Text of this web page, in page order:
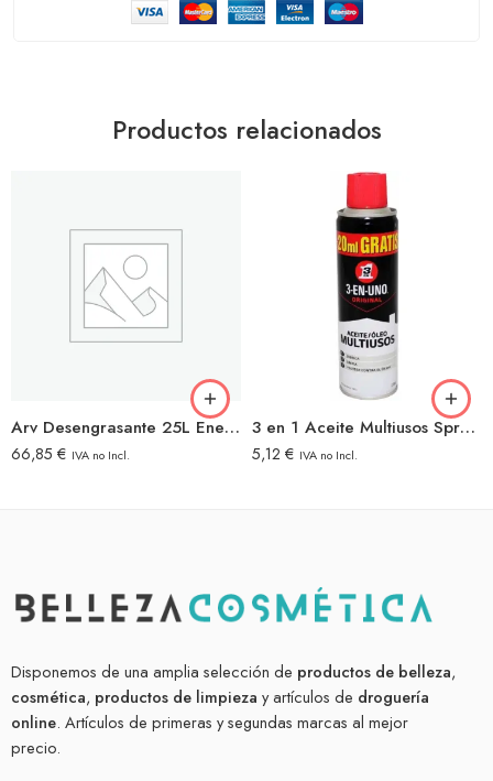
Productos relacionados
Arv Desengrasante 25L Energico ultra Plus
66,85 € IVA no Incl.
3 en 1 Aceite Multiusos Spray 200+50ml
5,12 € IVA no Incl.
Disponemos de una amplia selección de productos de belleza,
cosmética, productos de limpieza y artículos de droguería
online. Artículos de primeras y segundas marcas al mejor
precio.